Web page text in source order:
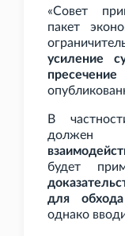
«Совет
пакет
усиление
В
должен
будет
для
однако